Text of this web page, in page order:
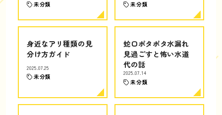
未分類 未分類
身近なアリ種類の見
分け方ガイド
2025.07.25
未分類
蛇口ポタポタ水漏れ
見過ごすと怖い水道
代の話
2025.07.14
未分類